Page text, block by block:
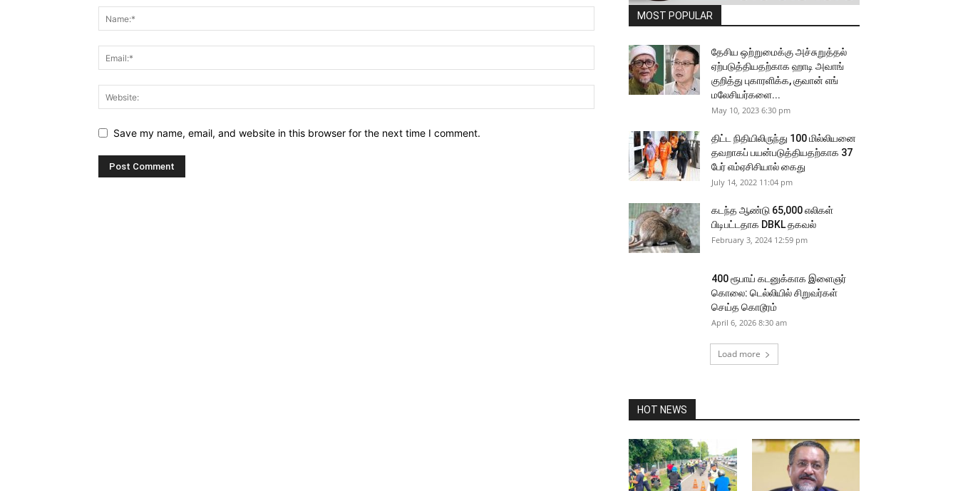
Save my name, email, and website in this browser for the next time I comment.
MOST POPULAR
தேசிய ஒற்றுமைக்கு அச்சுறுத்தல்
ஏற்படுத்தியதற்காக ஹாடி அவாங்
குறித்து புகாரளிக்க, குவான் எங்
மலேசியர்களை...
May 10, 2023 6:30 pm
திட்ட நிதியிலிருந்து 100 மில்லியனை
தவறாகப் பயன்படுத்தியதற்காக 37
பேர் எம்ஏசிசியால் கைது
July 14, 2022 11:04 pm
கடந்த ஆண்டு 65,000 எலிகள்
பிடிபட்டதாக DBKL தகவல்
February 3, 2024 12:59 pm
400 ரூபாய் கடனுக்காக இளைஞர்
கொலை: டெல்லியில் சிறுவர்கள்
செய்த கொடூரம்
April 6, 2026 8:30 am
Load more
HOT NEWS